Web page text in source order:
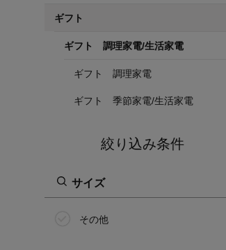
ギフト
ギフト 調理家電/生活家電
ギフト 調理家電
ギフト 季節家電/生活家電
絞り込み条件
サイズ
その他